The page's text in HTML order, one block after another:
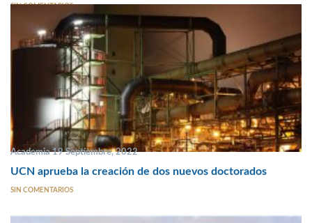
SIN COMENTARIOS
Academia 19 Septiembre, 2022
UCN aprueba la creación de dos nuevos doctorados
SIN COMENTARIOS